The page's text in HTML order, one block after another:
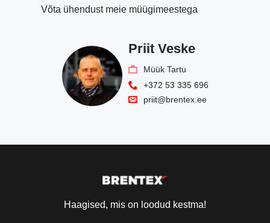
Võta ühendust meie müügimeestega
Priit Veske
Müük Tartu
+372 53 335 696
priit@brentex.ee
Haagised, mis on loodud kestma!